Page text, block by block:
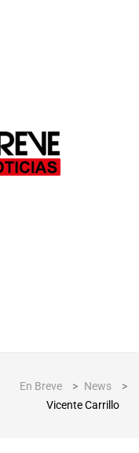
En Breve > News
>
Vicente Carrillo